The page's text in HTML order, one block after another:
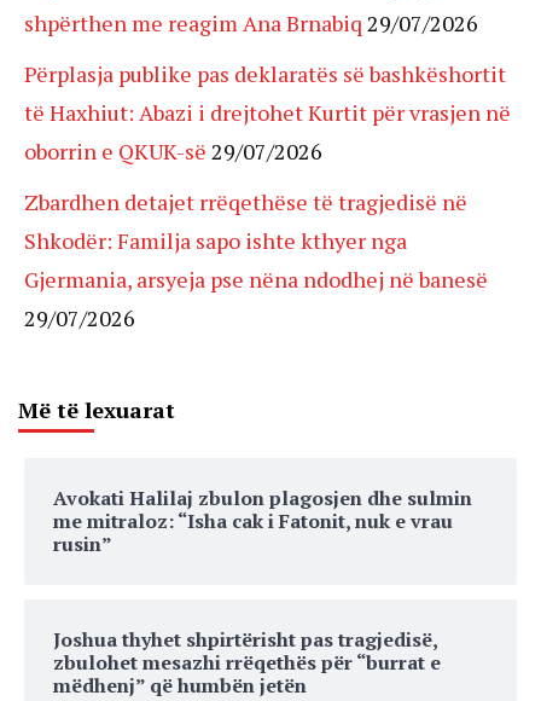
shpërthen me reagim Ana Brnabiq 29/07/2026
Përplasja publike pas deklaratës së bashkëshortit
të Haxhiut: Abazi i drejtohet Kurtit për vrasjen në
oborrin e QKUK-së 29/07/2026
Zbardhen detajet rrëqethëse të tragjedisë në
Shkodër: Familja sapo ishte kthyer nga
Gjermania, arsyeja pse nëna ndodhej në banesë
29/07/2026
Më të lexuarat
Avokati Halilaj zbulon plagosjen dhe sulmin
me mitraloz: “Isha cak i Fatonit, nuk e vrau
rusin”
Joshua thyhet shpirtërisht pas tragjedisë,
zbulohet mesazhi rrëqethës për “burrat e
mëdhenj” që humbën jetën